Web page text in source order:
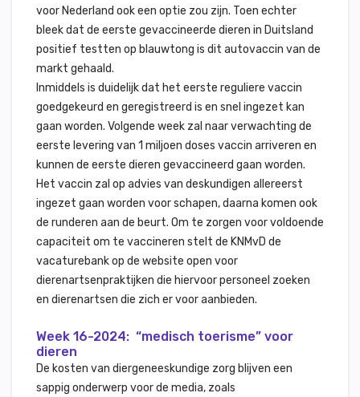
voor Nederland ook een optie zou zijn. Toen echter
bleek dat de eerste gevaccineerde dieren in Duitsland
positief testten op blauwtong is dit autovaccin van de
markt gehaald.
Inmiddels is duidelijk dat het eerste reguliere vaccin
goedgekeurd en geregistreerd is en snel ingezet kan
gaan worden. Volgende week zal naar verwachting de
eerste levering van 1 miljoen doses vaccin arriveren en
kunnen de eerste dieren gevaccineerd gaan worden.
Het vaccin zal op advies van deskundigen allereerst
ingezet gaan worden voor schapen, daarna komen ook
de runderen aan de beurt. Om te zorgen voor voldoende
capaciteit om te vaccineren stelt de KNMvD de
vacaturebank op de website open voor
dierenartsenpraktijken die hiervoor personeel zoeken
en dierenartsen die zich er voor aanbieden.
Week 16-2024: “medisch toerisme” voor
dieren
De kosten van diergeneeskundige zorg blijven een
sappig onderwerp voor de media, zoals